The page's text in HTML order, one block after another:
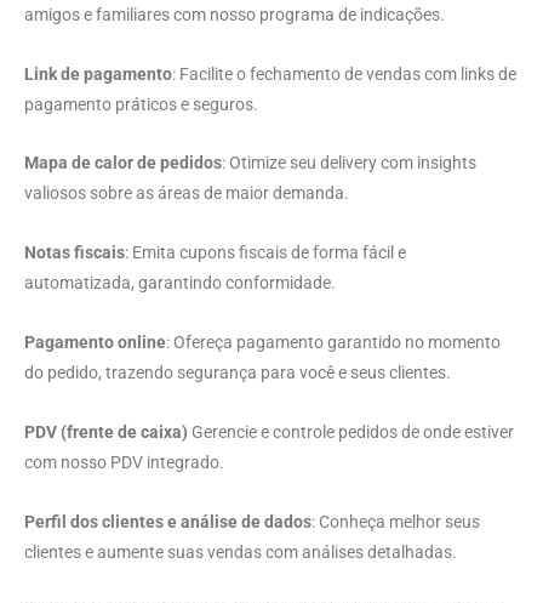
amigos e familiares com nosso programa de indicações.
Link de pagamento: Facilite o fechamento de vendas com links de
pagamento práticos e seguros.
Mapa de calor de pedidos: Otimize seu delivery com insights
valiosos sobre as áreas de maior demanda.
Notas fiscais: Emita cupons fiscais de forma fácil e
automatizada, garantindo conformidade.
Pagamento online: Ofereça pagamento garantido no momento
do pedido, trazendo segurança para você e seus clientes.
PDV (frente de caixa) Gerencie e controle pedidos de onde estiver
com nosso PDV integrado.
Perfil dos clientes e análise de dados: Conheça melhor seus
clientes e aumente suas vendas com análises detalhadas.